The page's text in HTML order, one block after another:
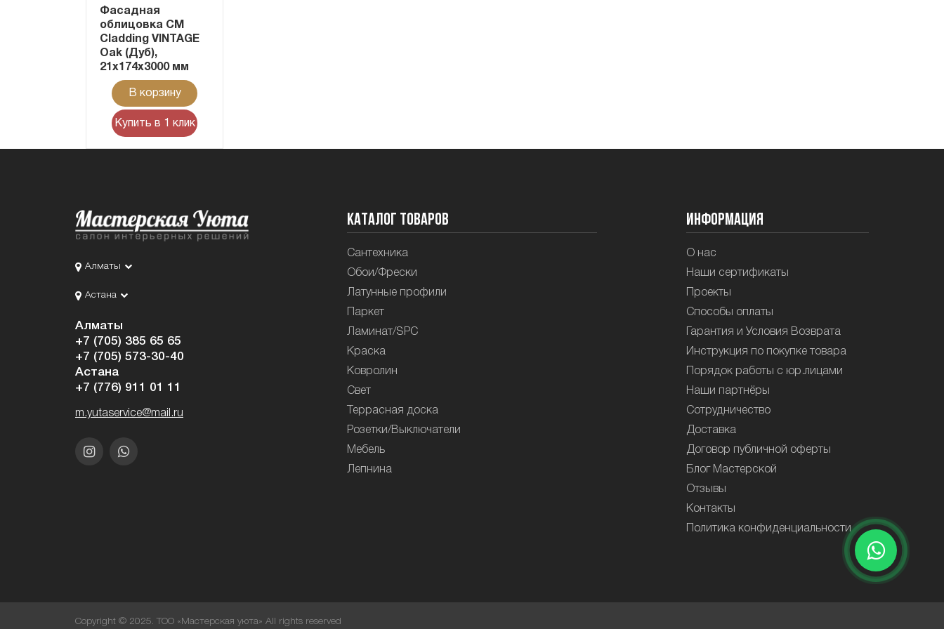
Фасадная
облицовка CM
Cladding VINTAGE
Oak (Дуб),
21x174x3000 мм
В корзину
Купить в 1 клик
Алматы
Астана
Алматы
+7 (705) 385 65 65
+7 (705) 573-30-40
Астана
+7 (776) 911 01 11
m.yutaservice@mail.ru
Каталог товаров
Сантехника
Обои/Фрески
Латунные профили
Паркет
Ламинат/SPC
Краска
Ковролин
Свет
Террасная доска
Розетки/Выключатели
Мебель
Лепнина
Информация
О нас
Наши сертификаты
Проекты
Способы оплаты
Гарантия и Условия Возврата
Инструкция по покупке товара
Порядок работы с юр.лицами
Наши партнёры
Сотрудничество
Доставка
Договор публичной оферты
Блог Мастерской
Отзывы
Контакты
Политика конфиденциальности
Copyright © 2025. ТОО «Мастерская уюта» All rights reserved